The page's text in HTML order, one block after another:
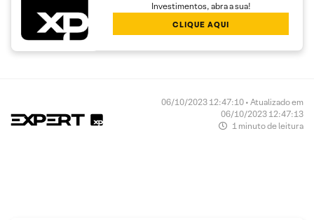
Investimentos, abra a sua!
CLIQUE AQUI
06/10/2023 12:47:10 • Atualizado em
06/10/2023 12:47:13
1 minuto de leitura